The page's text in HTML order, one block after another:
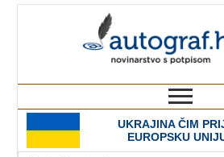
UKRAJINA ČIM
EUROPSKU